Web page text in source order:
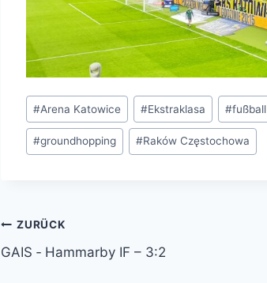
Schlagworte:
#Arena Katowice #Ekstraklasa #fußball
#groundhopping #Raków Częstochowa
Beitragsnavigation
ZURÜCK
GAIS ‐ Hammarby IF – 3:2